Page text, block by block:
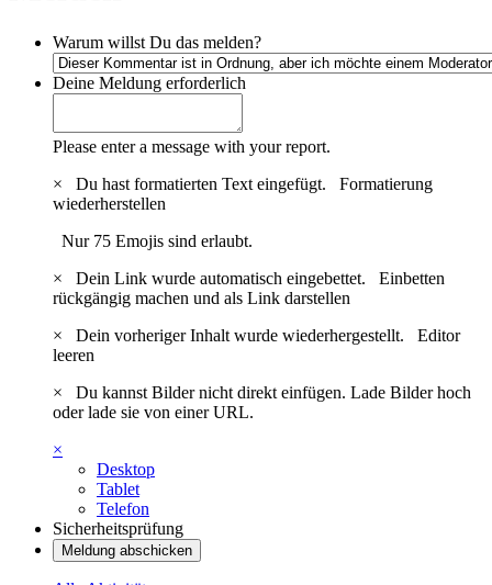
Warum willst Du das melden?
Deine Meldung erforderlich
Please enter a message with your report.
×
Du hast formatierten Text eingefügt. Formatierung
wiederherstellen
Nur 75 Emojis sind erlaubt.
×
Dein Link wurde automatisch eingebettet. Einbetten
rückgängig machen und als Link darstellen
×
Dein vorheriger Inhalt wurde wiederhergestellt. Editor
leeren
×
Du kannst Bilder nicht direkt einfügen. Lade Bilder hoch
oder lade sie von einer URL.
×
Desktop
Tablet
Telefon
Sicherheitsprüfung
Meldung abschicken